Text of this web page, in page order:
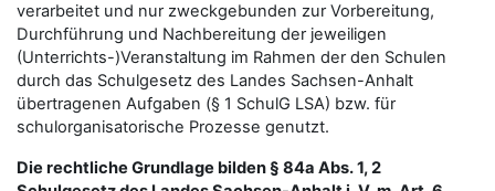
verarbeitet und nur zweckgebunden zur Vorbereitung,
Durchführung und Nachbereitung der jeweiligen
(Unterrichts-)Veranstaltung im Rahmen der den Schulen
durch das Schulgesetz des Landes Sachsen-Anhalt
übertragenen Aufgaben (§ 1 SchulG LSA) bzw. für
schulorganisatorische Prozesse genutzt.
Die rechtliche Grundlage bilden § 84a Abs. 1, 2